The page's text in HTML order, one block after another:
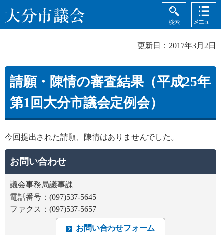
大分市議会
検索
メニュ
ー
更新日：2017年3月2日
請願・陳情の審査結果（平成25年
第1回大分市議会定例会）
今回提出された請願、陳情はありませんでした。
お問い合わせ
議会事務局議事課
電話番号：(097)537-5645
ファクス：(097)537-5657